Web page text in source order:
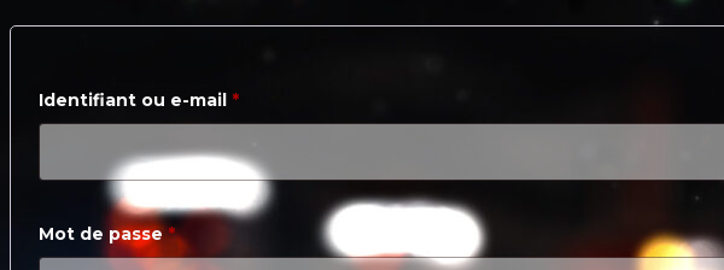
Identifiant ou e-mail *Obligatoire
Mot de passe*Obligatoire